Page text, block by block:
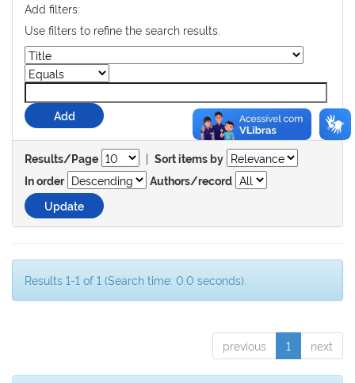
Add filters:
Use filters to refine the search results.
Results/Page | Sort items by
In order
Authors/record
Results 1-1 of 1 (Search time: 0.0 seconds).
previous 1 next